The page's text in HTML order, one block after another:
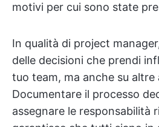
motivi per cui sono state
In qualità di project
delle decisioni che prendi
tuo team, ma anche su altre
Documentare il processo
assegnare le responsabilità